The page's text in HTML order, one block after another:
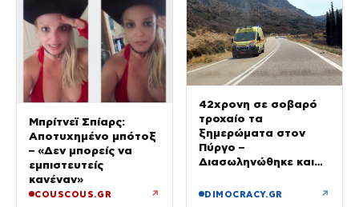
Μπρίτνεϊ Σπίαρς:
Αποτυχημένο μπότοξ
– «Δεν μπορείς να
εμπιστευτείς
κανέναν»
COUSCOUS.GR ↗
42χρονη σε σοβαρό
τροχαίο τα
ξημερώματα στον
Πύργο –
Διασωληνώθηκε και
DIMOCRACY.GR ↗